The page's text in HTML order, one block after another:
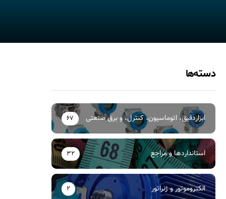
دسته‌ها
ابزاردقیق، اتوماسیون، کنترل، و برق صنعتی 67
استانداردها و مراجع 32
الکتروموتور و ژنراتور 2